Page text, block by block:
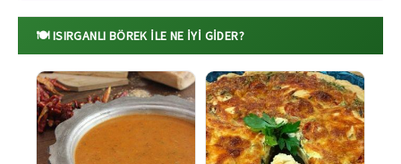
🍽️ ISIRGANLI BÖREK ILE NE İYI GIDER?